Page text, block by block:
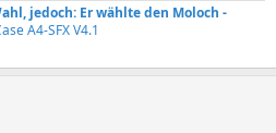
jedoch: Er wählte den Moloch -
A4-SFX V4.1